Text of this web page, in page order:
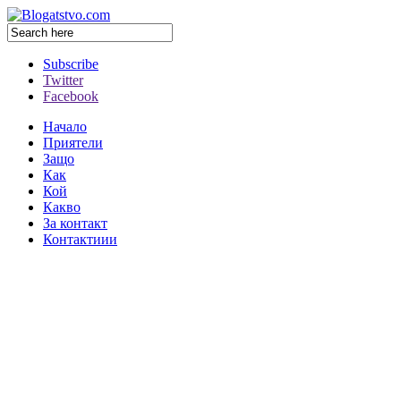
Subscribe
Twitter
Facebook
Начало
Приятели
Защо
Как
Кой
Какво
За контакт
Контактиии